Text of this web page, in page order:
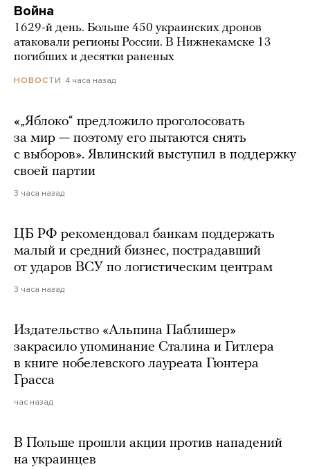
Война
1629-й день. Больше 450 украинских дронов
атаковали регионы России. В Нижнекамске 13
погибших и десятки раненых
НОВОСТИ 4 часа назад
«„Яблоко“ предложило проголосовать
за мир — поэтому его пытаются снять
с выборов». Явлинский выступил в поддержку
своей партии
3 часа назад
ЦБ РФ рекомендовал банкам поддержать
малый и средний бизнес, пострадавший
от ударов ВСУ по логистическим центрам
3 часа назад
Издательство «Альпина Паблишер»
закрасило упоминание Сталина и Гитлера
в книге нобелевского лауреата Гюнтера
Грасса
час назад
В Польше прошли акции против нападений
на украинцев